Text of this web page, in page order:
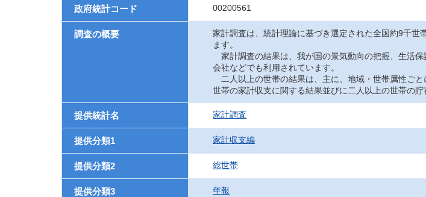
政府統計コード 00200561
調査の概要
家計調査は、統計理論に基づき選定された全国約9千
ます。
家計調査の結果は、我が国の景気動向の把握、生活
会社などでも利用されています。
二人以上の世帯の結果は、主に、地域・世帯属性ご
世帯の家計収支に関する結果並びに二人以上の世帯の
提供統計名 家計調査
提供分類1 家計収支編
提供分類2 総世帯
提供分類3 年報